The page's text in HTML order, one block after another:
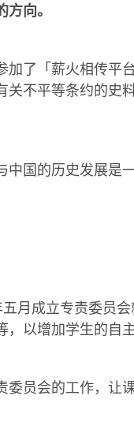
向。
加了「薪火相传
关不平等条约的史
中国的历史发展是
月成立专责委员
以增加学生的自
委员会的工作，让